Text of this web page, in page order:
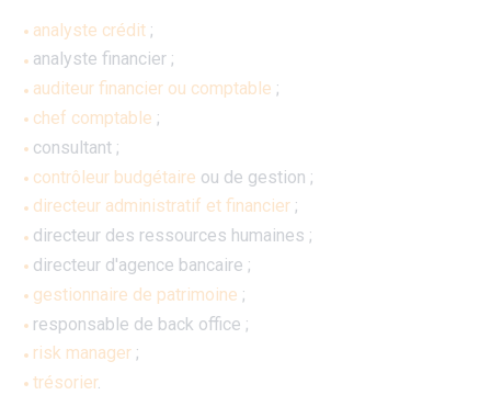
analyste crédit ;
analyste financier ;
auditeur financier ou comptable ;
chef comptable ;
consultant ;
contrôleur budgétaire ou de gestion ;
directeur administratif et financier ;
directeur des ressources humaines ;
directeur d'agence bancaire ;
gestionnaire de patrimoine ;
responsable de back office ;
risk manager ;
trésorier.